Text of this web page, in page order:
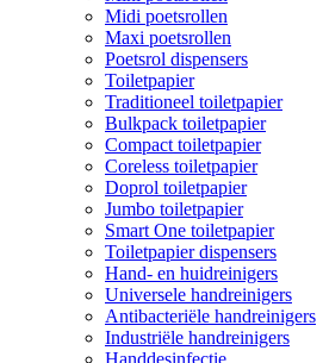
Midi poetsrollen
Maxi poetsrollen
Poetsrol dispensers
Toiletpapier
Traditioneel toiletpapier
Bulkpack toiletpapier
Compact toiletpapier
Coreless toiletpapier
Doprol toiletpapier
Jumbo toiletpapier
Smart One toiletpapier
Toiletpapier dispensers
Hand- en huidreinigers
Universele handreinigers
Antibacteriële handreinigers
Industriële handreinigers